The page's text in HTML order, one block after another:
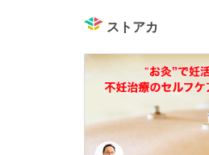
ストアカ